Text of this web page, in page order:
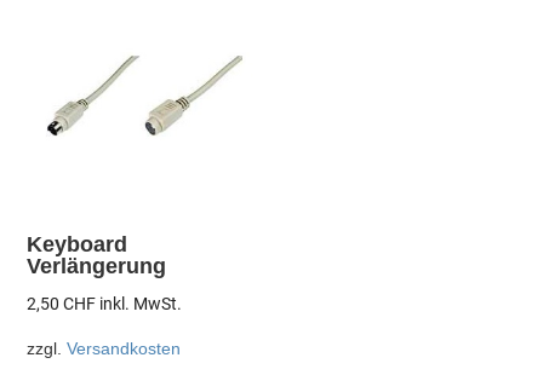
Keyboard
Verlängerung
2,50CHF inkl. MwSt.
zzgl.Versandkosten